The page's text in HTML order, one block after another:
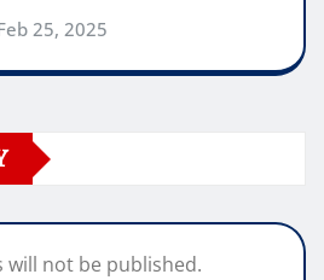
25, 2025
will not be published.